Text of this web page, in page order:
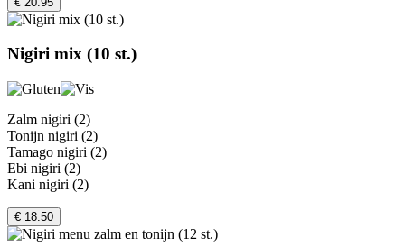
Nigiri mix (10 st.)
Zalm nigiri (2)
Tonijn nigiri (2)
Tamago nigiri (2)
Ebi nigiri (2)
Kani nigiri (2)
€ 18.50